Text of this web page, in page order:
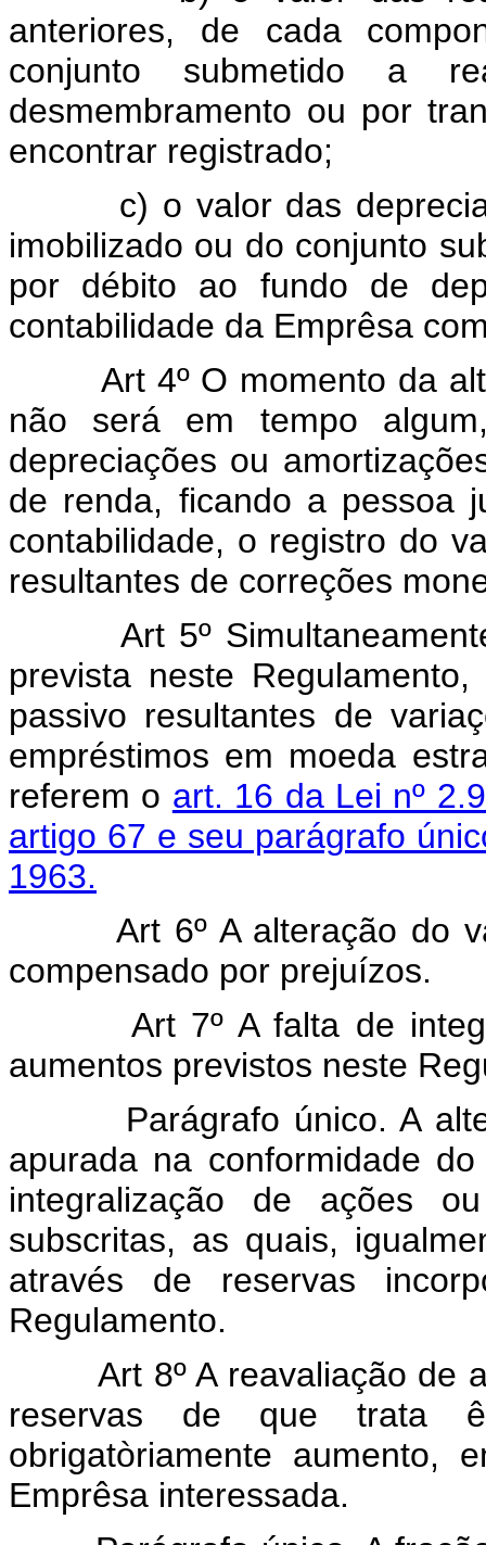
anteriores, de cada
conjunto submetido a
desmembramento ou por
encontrar registrado;
c) o valor das
imobilizado ou do conjunto
por débito ao fundo de
contabilidade da Emprêsa
Art 4º O momento da
não será em tempo
depreciações ou
de renda, ficando a pessoa
contabilidade, o registro do
resultantes de correções
Art 5º Simultaneamente
prevista neste
passivo resultantes de
empréstimos em moeda
referem o art. 16 da Lei nº
artigo 67 e seu parágrafo
1963.
Art 6º A alteração do
compensado por prejuízos.
Art 7º A falta de
aumentos previstos neste
Parágrafo único. A
apurada na conformidade
integralização de ações
subscritas, as quais,
através de reservas
Regulamento.
Art 8º A reavaliação de
reservas de que trata
obrigatòriamente aumento,
Emprêsa interessada.